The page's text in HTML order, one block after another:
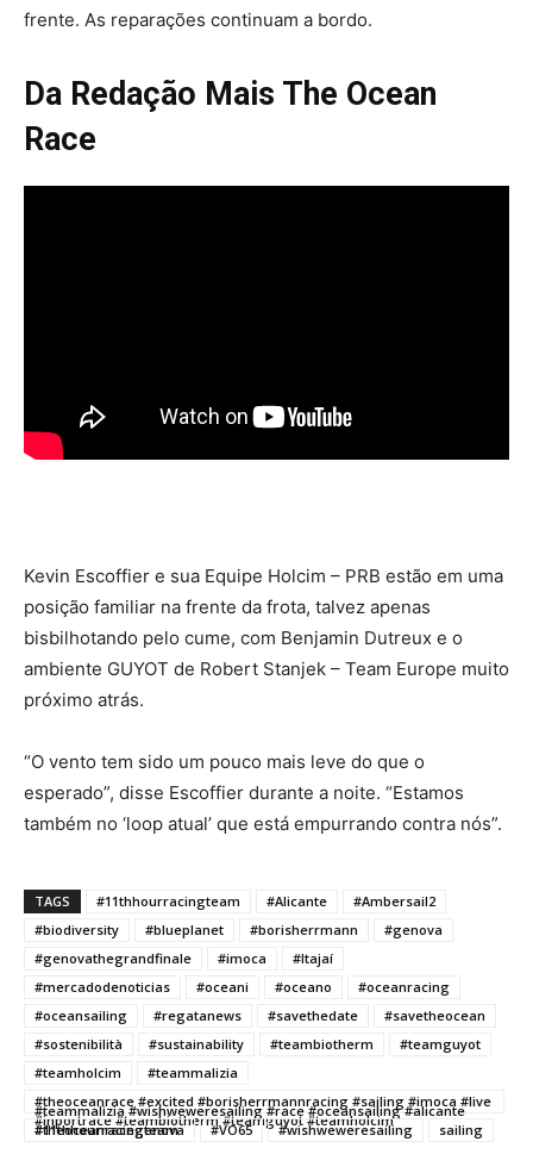
frente. As reparações continuam a bordo.
Da Redação Mais The Ocean
Race
Kevin Escoffier e sua Equipe Holcim – PRB estão em uma
posição familiar na frente da frota, talvez apenas
bisbilhotando pelo cume, com Benjamin Dutreux e o
ambiente GUYOT de Robert Stanjek – Team Europe muito
próximo atrás.
“O vento tem sido um pouco mais leve do que o
esperado”, disse Escoffier durante a noite. “Estamos
também no ‘loop atual’ que está empurrando contra nós”.
TAGS #11thhourracingteam #Alicante
#Ambersail2
#biodiversity
#blueplanet #borisherrmann
#genova
#genovathegrandfinale
#imoca
#Itajaí
#mercadodenoticias
#oceani #oceano
#oceanracing
#oceansailing
#regatanews #savethedate
#savetheocean
#sostenibilità
#sustainability #teambiotherm
#teamguyot
#teamholcim
#teammalizia
#theoceanrace #excited #borisherrmannracing #sailing #imoca #live
#teammalizia #wishweweresailing #race #oceansailing #alicante
#inportrace #teambiotherm #teamguyot #teamholcim
#11thhourracingteam
#theoceanracegenova #VO65 #wishweweresailing sailing